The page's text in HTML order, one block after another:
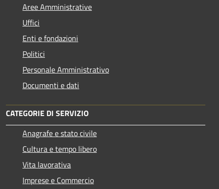
Aree Amministrative
Uffici
Enti e fondazioni
Politici
Personale Amministrativo
Documenti e dati
CATEGORIE DI SERVIZIO
Anagrafe e stato civile
Cultura e tempo libero
Vita lavorativa
Imprese e Commercio